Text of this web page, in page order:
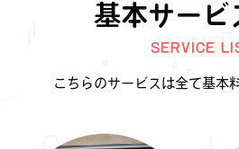
基本サービ
SERVICE
こちらのサービスは全て基本